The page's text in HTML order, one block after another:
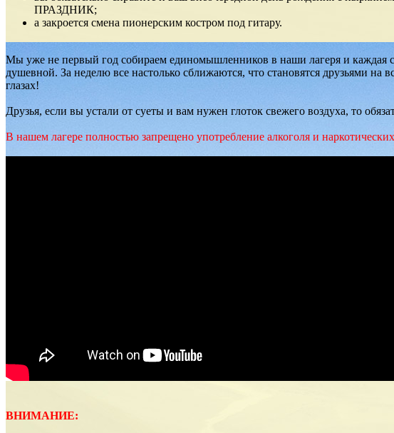
ПРАЗДНИК;
а закроется смена пионерским костром под гитару.
Мы уже не первый год собираем единомышленников в наши лагеря и каждая
душевной. За неделю все настолько сближаются, что становятся друзьями на
глазах!
Друзья, если вы устали от суеты и вам нужен глоток свежего воздуха, то
В нашем лагере полностью запрещено употребление алкоголя и
ВНИМАНИЕ: